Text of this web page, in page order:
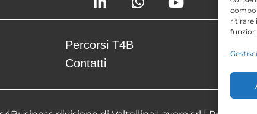
ritirare
Percorsi T4B
Contatti